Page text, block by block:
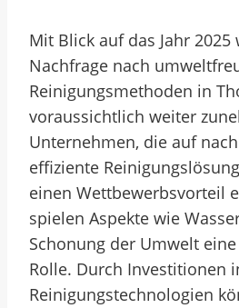
Mit Blick auf das Jahr 2025
Nachfrage nach
Reinigungsmethoden in
voraussichtlich weiter
Unternehmen, die auf
effiziente
einen Wettbewerbsvorteil
spielen Aspekte wie
Schonung der Umwelt
Rolle. Durch Investitionen
Reinigungstechnologien